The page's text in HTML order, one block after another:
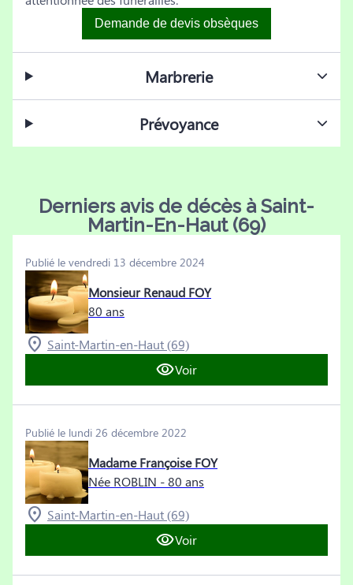
Demande de devis obsèques
Marbrerie
Prévoyance
Derniers avis de décès à Saint-
Martin-En-Haut (69)
Publié le vendredi 13 décembre 2024
Monsieur Renaud FOY
80 ans
Saint-Martin-en-Haut (69)
Voir
Publié le lundi 26 décembre 2022
Madame Françoise FOY
Née ROBLIN - 80 ans
Saint-Martin-en-Haut (69)
Voir